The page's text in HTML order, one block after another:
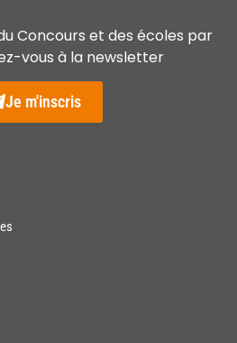
Concours et des écoles par
vous à la newsletter
Je m'inscris